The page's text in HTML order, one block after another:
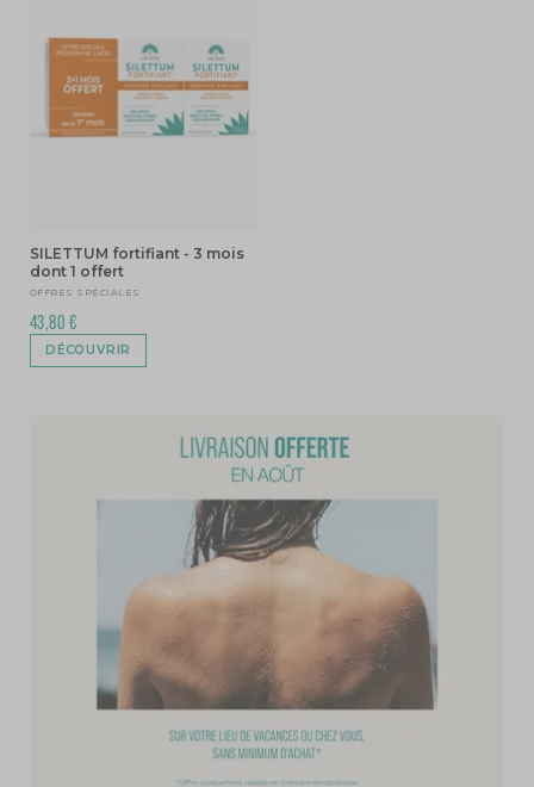
SILETTUM fortifiant - 3 mois
dont 1 offert
OFFRES SPÉCIALES
43,80 €
DÉCOUVRIR